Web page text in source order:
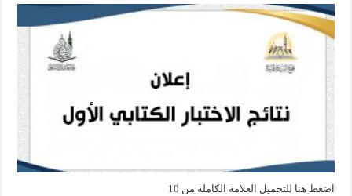
اضغط هنا للتحميل العلامة الكاملة من 10